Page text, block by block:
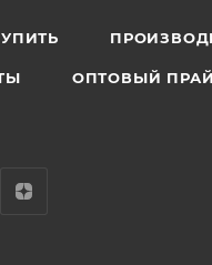
ОПТОВЫЙ